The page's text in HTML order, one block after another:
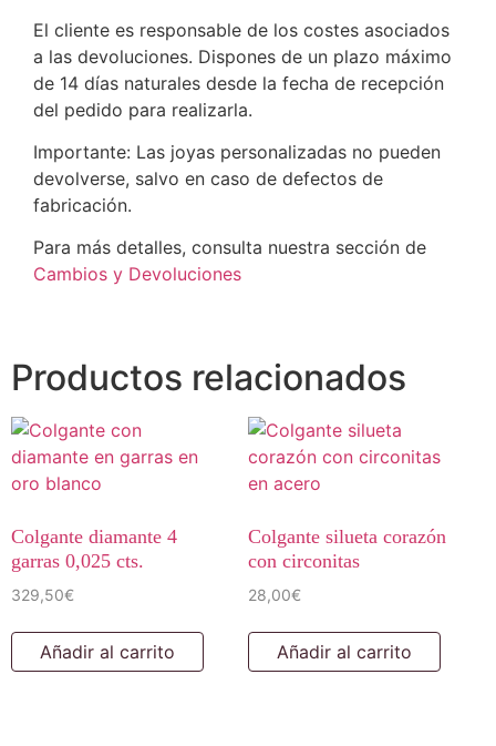
El cliente es responsable de los costes asociados
a las devoluciones. Dispones de un plazo máximo
de 14 días naturales desde la fecha de recepción
del pedido para realizarla.
Importante: Las joyas personalizadas no pueden
devolverse, salvo en caso de defectos de
fabricación.
Para más detalles, consulta nuestra sección de
Cambios y Devoluciones
Productos relacionados
Colgante diamante 4
garras 0,025 cts.
329,50€
Añadir al carrito
Colgante silueta corazón
con circonitas
28,00€
Añadir al carrito